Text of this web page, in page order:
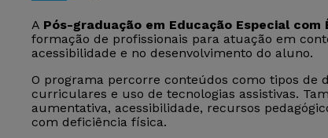
A Pós-graduação em Educação Especial
formação de profissionais para atuação em
acessibilidade e no desenvolvimento do aluno.
O programa percorre conteúdos como tipos de
curriculares e uso de tecnologias assistivas.
aumentativa, acessibilidade, recursos
com deficiência física.